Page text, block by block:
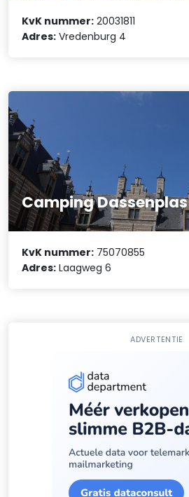
KvK nummer: 20031811
Adres: Vredenburg 4
Camping Dassenplas
KvK nummer: 75070855
Adres: Laagweg 6
ADVERTENTIE